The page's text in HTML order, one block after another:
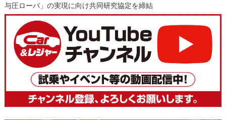
与圧ローバ」の実現に向け共同研究協定を締結